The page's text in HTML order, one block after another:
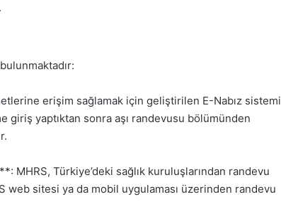
erişim sağlamak için geliştirilen E-Nabız sistemi
giriş yaptıktan sonra aşı randevusu bölümünden
MHRS, Türkiye’deki sağlık kuruluşlarından randevu
web sitesi ya da mobil uygulaması üzerinden randevu